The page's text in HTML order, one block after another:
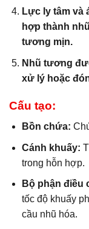
Lực ly tâm và
hợp thành
tương mịn.
Nhũ tương
xử lý hoặc
Cấu tạo:
Bồn chứa:
Cánh khuấy:
trong hỗn hợp.
Bộ phận điều
tốc độ khuấy
cầu nhũ hóa.